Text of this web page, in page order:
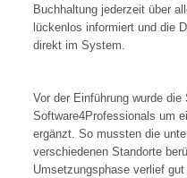
Buchhaltung jederzeit über
lückenlos informiert und die
direkt im System.
Vor der Einführung wurde
Software4Professionals um
ergänzt. So mussten die
verschiedenen Standorte
Umsetzungsphase verlief